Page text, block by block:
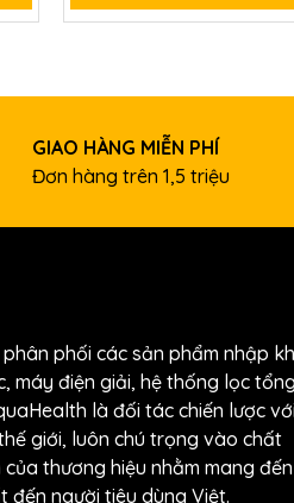
GIAO HÀNG MIỄN PHÍ
Đơn hàng trên 1,5 triệu
phối các sản phẩm nhập
máy điện giải, hệ thống lọc
là đối tác chiến lược với
giới, luôn chú trọng vào chất
thương hiệu nhằm mang đến
đến người tiêu dùng Việt.